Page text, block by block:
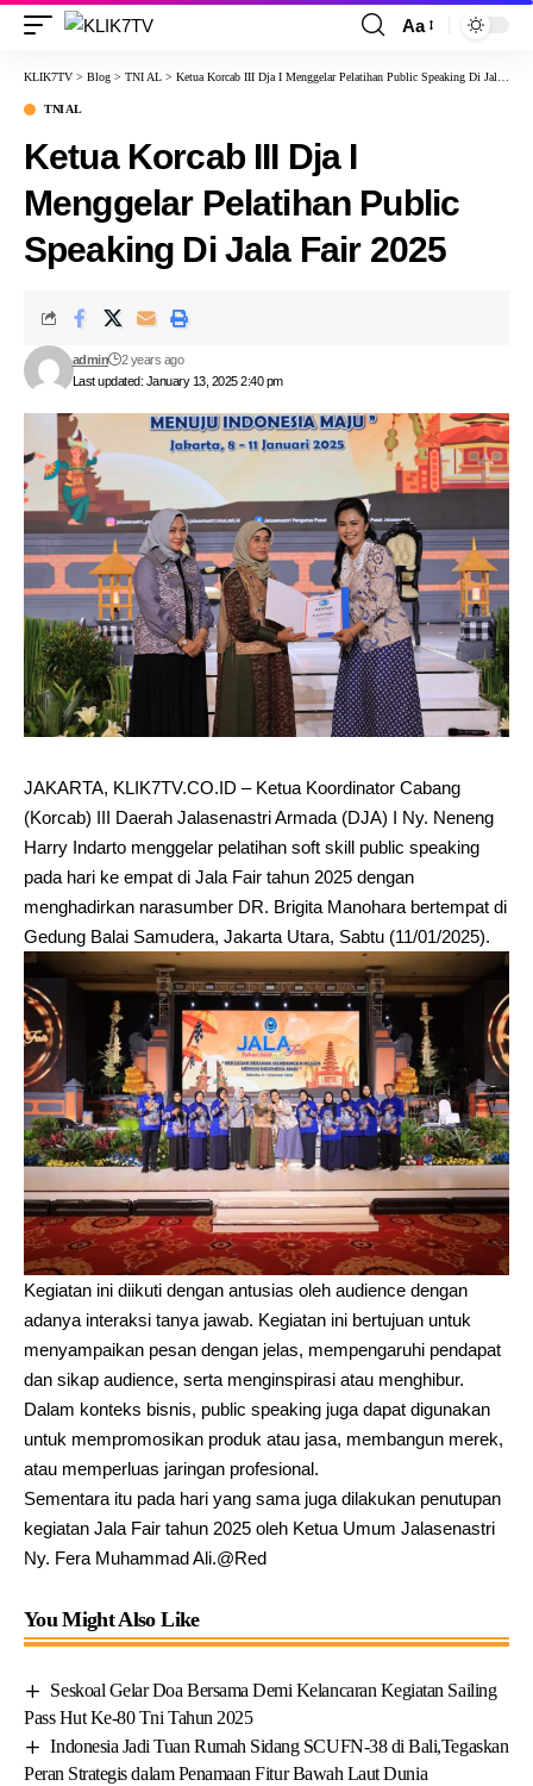
Aa
KLIK7TV > Blog > TNI AL > Ketua Korcab III Dja I Menggelar Pelatihan Public Speaking Di Jala Fair 2025
TNI AL
Ketua Korcab III Dja I
Menggelar Pelatihan Public
Speaking Di Jala Fair 2025
Last updated: January 13, 2025 2:40 pm
admin 2 years ago
JAKARTA, KLIK7TV.CO.ID – Ketua Koordinator Cabang
(Korcab) III Daerah Jalasenastri Armada (DJA) I Ny. Neneng
Harry Indarto menggelar pelatihan soft skill public speaking
pada hari ke empat di Jala Fair tahun 2025 dengan
menghadirkan narasumber DR. Brigita Manohara bertempat di
Gedung Balai Samudera, Jakarta Utara, Sabtu (11/01/2025).
Kegiatan ini diikuti dengan antusias oleh audience dengan
adanya interaksi tanya jawab. Kegiatan ini bertujuan untuk
menyampaikan pesan dengan jelas, mempengaruhi pendapat
dan sikap audience, serta menginspirasi atau menghibur.
Dalam konteks bisnis, public speaking juga dapat digunakan
untuk mempromosikan produk atau jasa, membangun merek,
atau memperluas jaringan profesional.
Sementara itu pada hari yang sama juga dilakukan penutupan
kegiatan Jala Fair tahun 2025 oleh Ketua Umum Jalasenastri
Ny. Fera Muhammad Ali.@Red
You Might Also Like
Seskoal Gelar Doa Bersama Demi Kelancaran Kegiatan Sailing
Pass Hut Ke-80 Tni Tahun 2025
Indonesia Jadi Tuan Rumah Sidang SCUFN-38 di Bali,Tegaskan
Peran Strategis dalam Penamaan Fitur Bawah Laut Dunia